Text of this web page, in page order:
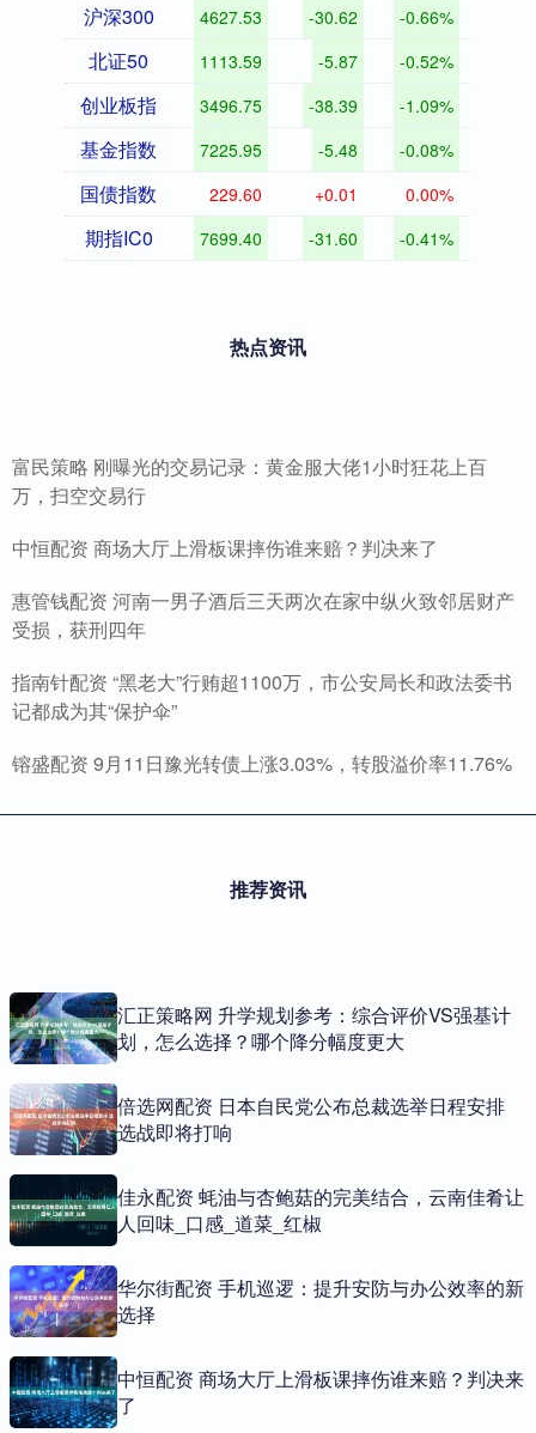
沪深300 4627.53 -30.62 -0.66%
北证50 1113.59 -5.87 -0.52%
创业板指 3496.75 -38.39 -1.09%
基金指数 7225.95 -5.48 -0.08%
国债指数 229.60 +0.01 0.00%
期指IC0 7699.40 -31.60 -0.41%
热点资讯
富民策略 刚曝光的交易记录：黄金服大佬1小时狂花上百
万，扫空交易行
中恒配资 商场大厅上滑板课摔伤谁来赔？判决来了
惠管钱配资 河南一男子酒后三天两次在家中纵火致邻居财产
受损，获刑四年
指南针配资 “黑老大”行贿超1100万，市公安局长和政法委书
记都成为其“保护伞”
镕盛配资 9月11日豫光转债上涨3.03%，转股溢价率11.76%
推荐资讯
汇正策略网 升学规划参考：综合评价VS强基计
划，怎么选择？哪个降分幅度更大
倍选网配资 日本自民党公布总裁选举日程安排
选战即将打响
佳永配资 蚝油与杏鲍菇的完美结合，云南佳肴让
人回味_口感_道菜_红椒
华尔街配资 手机巡逻：提升安防与办公效率的新
选择
中恒配资 商场大厅上滑板课摔伤谁来赔？判决来
了